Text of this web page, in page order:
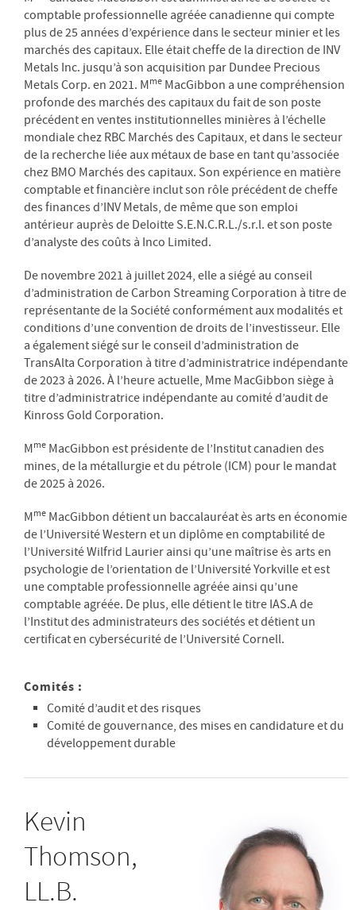
comptable professionnelle agréée canadienne qui compte
plus de 25 années d’expérience dans le secteur minier et les
marchés des capitaux. Elle était cheffe de la direction de INV
Metals Inc. jusqu’à son acquisition par Dundee Precious
Metals Corp. en 2021. Mme MacGibbon a une compréhension
profonde des marchés des capitaux du fait de son poste
précédent en ventes institutionnelles minières à l’échelle
mondiale chez RBC Marchés des Capitaux, et dans le secteur
de la recherche liée aux métaux de base en tant qu’associée
chez BMO Marchés des capitaux. Son expérience en matière
comptable et financière inclut son rôle précédent de cheffe
des finances d’INV Metals, de même que son emploi
antérieur auprès de Deloitte S.E.N.C.R.L./s.r.l. et son poste
d’analyste des coûts à Inco Limited.
De novembre 2021 à juillet 2024, elle a siégé au conseil
d’administration de Carbon Streaming Corporation à titre de
représentante de la Société conformément aux modalités et
conditions d’une convention de droits de l’investisseur. Elle
a également siégé sur le conseil d’administration de
TransAlta Corporation à titre d’administratrice indépendante
de 2023 à 2026. À l’heure actuelle, Mme MacGibbon siège à
titre d’administratrice indépendante au comité d’audit de
Kinross Gold Corporation.
Mme MacGibbon est présidente de l’Institut canadien des
mines, de la métallurgie et du pétrole (ICM) pour le mandat
de 2025 à 2026.
Mme MacGibbon détient un baccalauréat ès arts en économie
de l’Université Western et un diplôme en comptabilité de
l’Université Wilfrid Laurier ainsi qu’une maîtrise ès arts en
psychologie de l’orientation de l’Université Yorkville et est
une comptable professionnelle agréée ainsi qu’une
comptable agréée. De plus, elle détient le titre IAS.A de
l’Institut des administrateurs des sociétés et détient un
certificat en cybersécurité de l’Université Cornell.
Comités :
Comité d’audit et des risques
Comité de gouvernance, des mises en candidature et du
développement durable
Kevin
Thomson,
LL.B.